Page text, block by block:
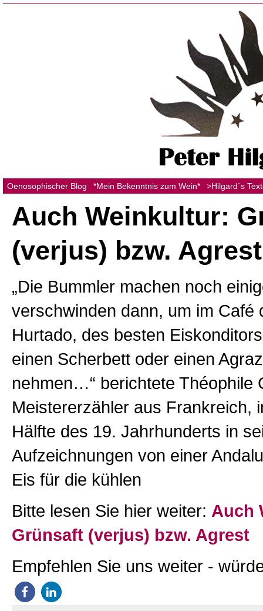
Oenosophischer Blog *Mein Bekenntnis zum Wein* >Hilgard´s
Auch Weinkultur:
(verjus) bzw. Agrest
„Die Bummler machen noch
verschwinden dann, um im Café
Hurtado, des besten
einen Scherbett oder einen
nehmen…“ berichtete Théophile
Meistererzähler aus Frankreich,
Hälfte des 19. Jahrhunderts in
Aufzeichnungen von einer
Eis für die kühlen
Bitte lesen Sie hier weiter: Auch
Grünsaft (verjus) bzw. Agrest
Empfehlen Sie uns weiter -